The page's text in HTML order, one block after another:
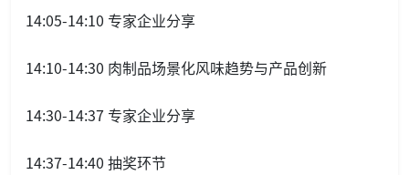
14:05-14:10 专家企业分享
14:10-14:30 肉制品场景化风味趋势与产品创新
14:30-14:37 专家企业分享
14:37-14:40 抽奖环节